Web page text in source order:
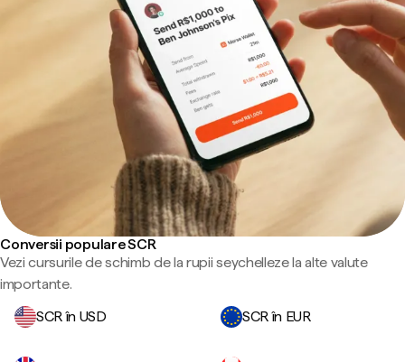
Conversii populare SCR
Vezi cursurile de schimb de la rupii seychelleze la alte valute
importante.
SCR în USD
SCR în EUR